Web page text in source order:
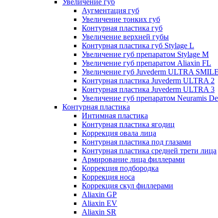
Увеличение губ
Аугментация губ
Увеличение тонких губ
Контурная пластика губ
Увеличение верхней губы
Контурная пластика губ Stylage L
Увеличение губ препаратом Stylage M
Увеличение губ препаратом Aliaxin FL
Увеличение губ Juvederm ULTRA
Контурная пластика Juvederm ULTRA 2
Контурная пластика Juvederm ULTRA 3
Увеличение губ препаратом Neuramis
Контурная пластика
Интимная пластика
Контурная пластика ягодиц
Коррекция овала лица
Контурная пластика под глазами
Контурная пластика средней трети лица
Армирование лица филлерами
Коррекция подбородка
Коррекция носа
Коррекция скул филлерами
Aliaxin GP
Aliaxin EV
Aliaxin SR